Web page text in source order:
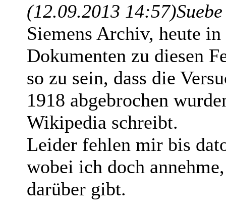
(12.09.2013 14:57)
Siemens Archiv, heute
Dokumenten zu diesen
so zu sein, dass die
1918 abgebrochen
Wikipedia schreibt.
Leider fehlen mir bis
wobei ich doch
darüber gibt.